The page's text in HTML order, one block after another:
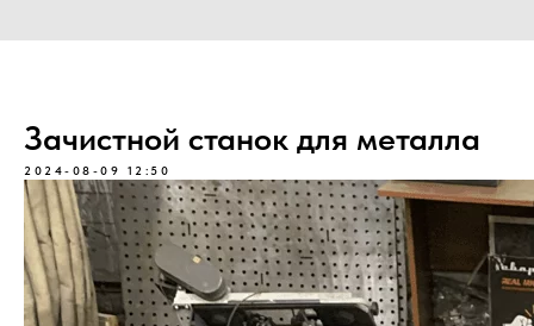
Зачистной станок для металла
2024-08-09 12:50